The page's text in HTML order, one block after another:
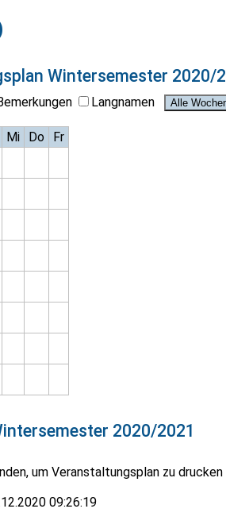
Wintersemester 2020/
Langnamen
Mi Do
Fr
2020/2021
um Veranstaltungsplan zu drucken
09:26:19